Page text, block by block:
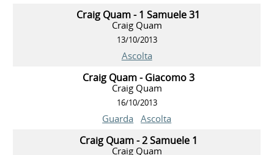
Craig Quam - 1 Samuele 31
Craig Quam
13/10/2013
Ascolta
Craig Quam - Giacomo 3
Craig Quam
16/10/2013
Guarda Ascolta
Craig Quam - 2 Samuele 1
Craig Quam